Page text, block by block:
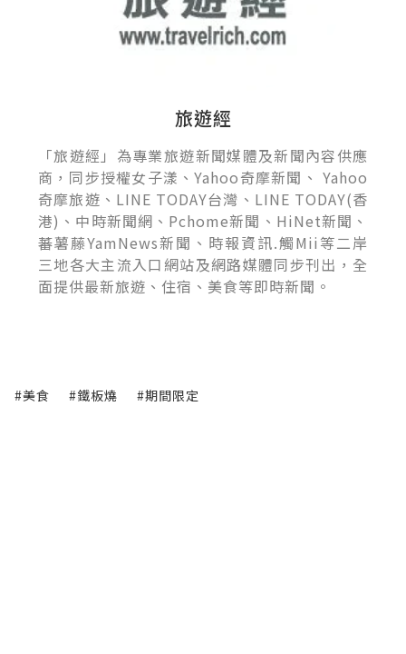
旅遊經
「旅遊經」為專業旅遊新聞媒體及新聞內容供應
商，同步授權女子漾、Yahoo奇摩新聞、 Yahoo
奇摩旅遊、LINE TODAY台灣、LINE TODAY(香
港)、中時新聞網、Pchome新聞、HiNet新聞、
蕃薯藤YamNews新聞、時報資訊.觸Mii等二岸
三地各大主流入口網站及網路媒體同步刊出，全
面提供最新旅遊、住宿、美食等即時新聞。
#美食 #鐵板燒 #期間限定